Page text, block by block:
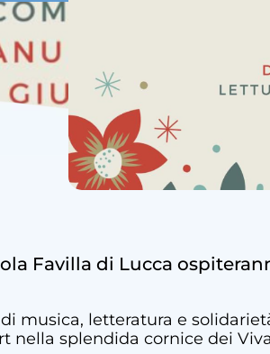
Favilla di Lucca
musica, letteratura e
nella splendida cornice dei